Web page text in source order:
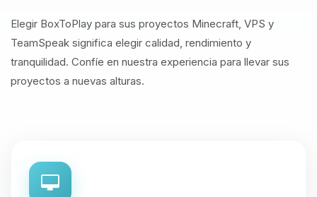
Elegir BoxToPlay para sus proyectos Minecraft, VPS y
TeamSpeak significa elegir calidad, rendimiento y
tranquilidad. Confíe en nuestra experiencia para llevar sus
proyectos a nuevas alturas.